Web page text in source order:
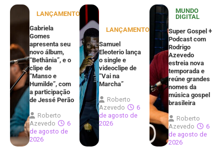
LANÇAMENTOS
Gabriela
Gomes
apresenta seu
novo álbum,
“Bethânia”, e o
clipe de
“Manso e
Humilde”, com
a participação
de Jessé Perão
Roberto
Azevedo
6
de agosto de
2026
LANÇAMENTOS
Samuel
Eleoterio lança
o single e
videoclipe de
“Vai na
Marcha”
Roberto
Azevedo
6
de agosto de
2026
MUNDO
DIGITAL
Super Gospel +
Podcast com
Rodrigo
Azevedo
estreia nova
temporada e
reúne grandes
nomes da
música gospel
brasileira
Roberto
Azevedo
6
de agosto de
2026